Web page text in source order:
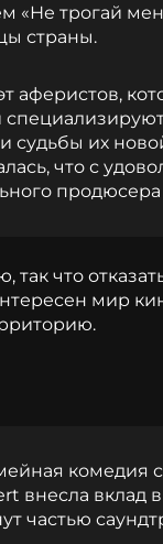
«Не трогай
страны.
аферистов,
судьбы их
что с
так что
мир
внесла
частью